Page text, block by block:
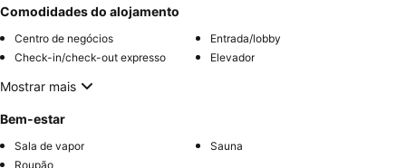
Comodidades do alojamento
Centro de negócios
Entrada/lobby
Check-in/check-out expresso
Elevador
Mostrar mais
Bem-estar
Sala de vapor
Sauna
Roupão